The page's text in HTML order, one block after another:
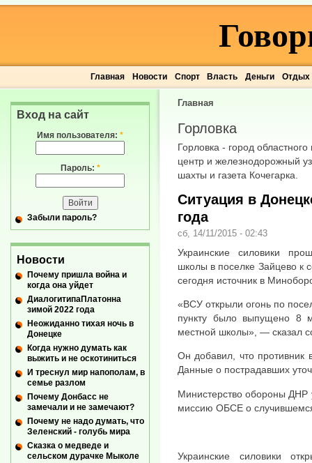
Главная Новости Спорт Власть Деньги Отдых
Главная
Горловка
Горловка - город
центр и железнодорожный
шахты и газета Кочегарка.
Ситуация в
года
сб, 14/11/2015 - 02:43
Украинские силовики
школы в поселке Зайцево к
сегодня источник в
«ВСУ открыли огонь по
пункту было выпущено 8
местной школы», — сказал
Он добавил, что
Данные о пострадавших
Министерство обороны ДНР
миссию ОБСЕ о
Украинские силовики
Вход на сайт
Имя пользователя: *
Пароль: *
Забыли пароль?
Новости
Почему пришла война и
когда она уйдет
ДиалогитипаПлатонна
зимой 2022 года
Неожиданно тихая ночь в
Донецке
Когда нужно думать как
выжить и не оскотиниться
И треснул мир напополам, в
семье разлом
Почему Донбасс не
замечали и не замечают?
Почему не надо думать, что
Зеленский - голубь мира
Сказка о медведе и
сельском дурачке Мыколе